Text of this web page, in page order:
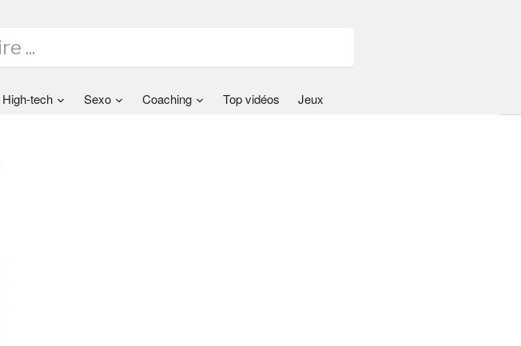
High-tech Sexo Coaching Top vidéos Jeux